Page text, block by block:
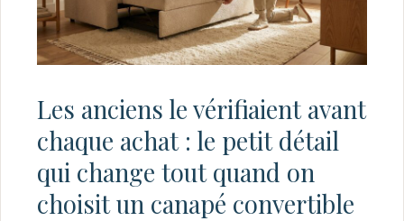
Les anciens le vérifiaient avant
chaque achat : le petit détail
qui change tout quand on
choisit un canapé convertible